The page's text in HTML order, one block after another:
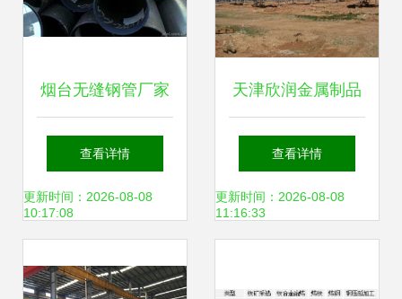
烟台无缝钢管厂家
与钢压延加工产业
的发展与优势
查看详情
更新时间：2026-08-08
10:17:08
天津欣润金属制品
有限公司 专业打造
地面光伏支架，深
查看详情
更新时间：2026-08-08
11:16:33